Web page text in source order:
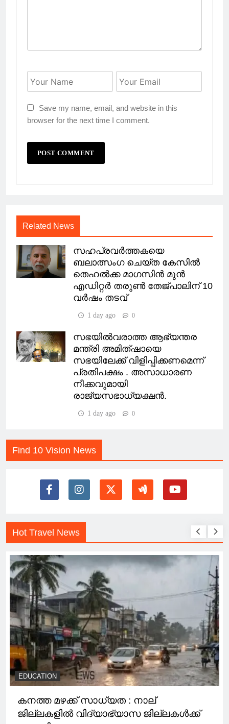
Save my name, email, and website in this
browser for the next time I comment.
Related News
സഹപ്രവർത്തകയെ
ബലാത്സംഗ ചെയ്ത കേസിൽ
തെഹൽക്ക മാഗസിൻ മുൻ
എഡിറ്റർ തരുൺ തേജ്പാലിന് 10
വർഷം തടവ്
1 day ago 0
സഭയിൽവരാത്ത ആഭ്യന്തര
മന്ത്രി അമിത്ഷായെ
സഭയിലേക്ക് വിളിപ്പിക്കണമെന്ന്
പ്രതിപക്ഷം . അസാധാരണ
നീക്കവുമായി
രാജ്യസഭാധ്യക്ഷൻ.
1 day ago 0
Find 10 Vision News
Hot Travel News
EDUCATION
കനത്ത മഴക്ക് സാധ്യത : നാല്
ജില്ലകളിൽ വിദ്യാഭ്യാസ ജില്ലകൾക്ക്